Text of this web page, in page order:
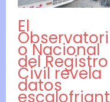
El
Observatori
o Nacional
del Registro
Civil revela
datos
escalofriant